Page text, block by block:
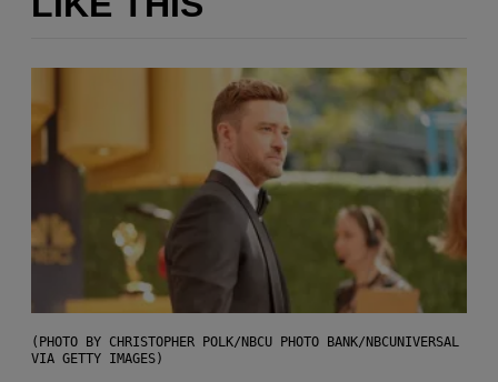
(PHOTO BY CHRISTOPHER POLK/NBCU PHOTO BANK/NBCUNIVERSAL
VIA GETTY IMAGES)